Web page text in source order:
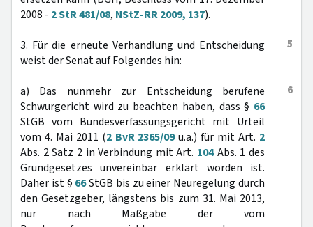
2008 - 2 StR 481/08, NStZ-RR 2009, 137).
5
3. Für die erneute Verhandlung und Entscheidung
weist der Senat auf Folgendes hin:
6
a) Das nunmehr zur Entscheidung berufene
Schwurgericht wird zu beachten haben, dass § 66
StGB vom Bundesverfassungsgericht mit Urteil
vom 4. Mai 2011 (2 BvR 2365/09u.a.) für mit Art. 2
Abs. 2 Satz 2 in Verbindung mit Art. 104Abs. 1 des
Grundgesetzes unvereinbar erklärt worden ist.
Daher ist § 66StGB bis zu einer Neuregelung durch
den Gesetzgeber, längstens bis zum 31. Mai 2013,
nur nach Maßgabe der vom